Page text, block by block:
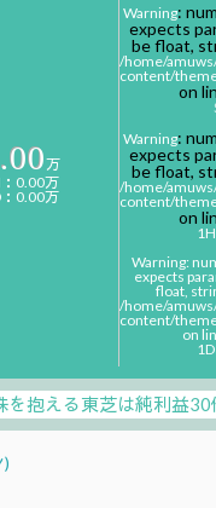
万
0.00万
0.00万
Warning:
expects
be float,
/home/
content/
on
Warning:
expects
be float,
/home/
content/
on
Warning:
expects
float,
/home/
content/
on
を抱える東芝は純利益30